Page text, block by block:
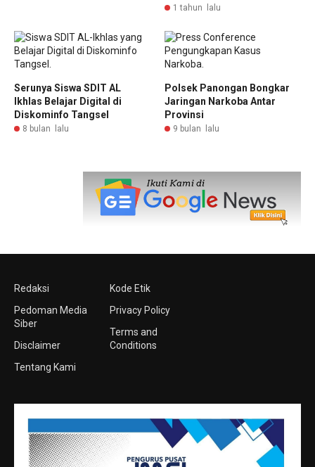
1 tahun lalu
Serunya Siswa SDIT AL
Ikhlas Belajar Digital di
Diskominfo Tangsel
8 bulan lalu
Polsek Panongan Bongkar
Jaringan Narkoba Antar
Provinsi
9 bulan lalu
Redaksi
Pedoman Media
Siber
Disclaimer
Tentang Kami
Kode Etik
Privacy Policy
Terms and
Conditions